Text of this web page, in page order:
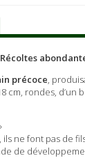
précoce,
cm, rondes, d’un
ils ne font pas de
de